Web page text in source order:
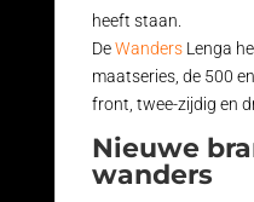
heeft staan.
DeWandersLenga
maatseries, de 500
front, twee-zijdig en
Nieuwe
wanders